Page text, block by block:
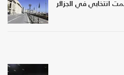
انتخابي في الجزائر